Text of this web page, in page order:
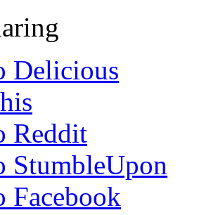
Delicious
Reddit
StumbleUpon
Facebook